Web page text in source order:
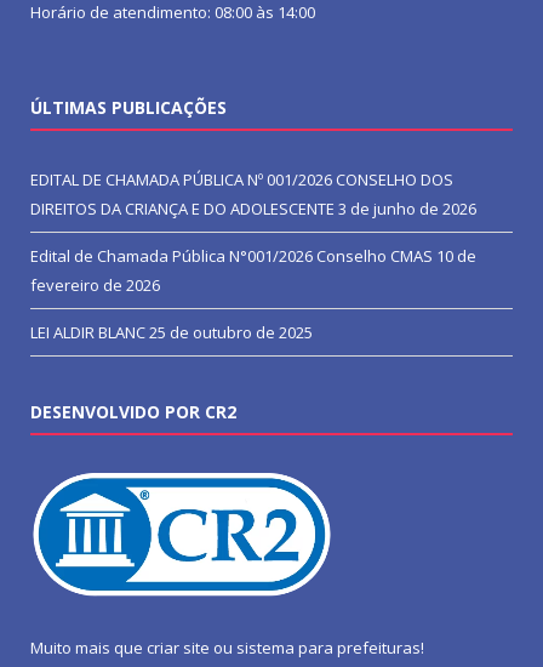
Horário de atendimento: 08:00 às 14:00
ÚLTIMAS PUBLICAÇÕES
EDITAL DE CHAMADA PÚBLICA Nº 001/2026 CONSELHO DOS
DIREITOS DA CRIANÇA E DO ADOLESCENTE 3 de junho de 2026
Edital de Chamada Pública N°001/2026 Conselho CMAS 10 de
fevereiro de 2026
LEI ALDIR BLANC25 de outubro de 2025
DESENVOLVIDO POR CR2
Muito mais que criar site ou sistema para prefeituras!